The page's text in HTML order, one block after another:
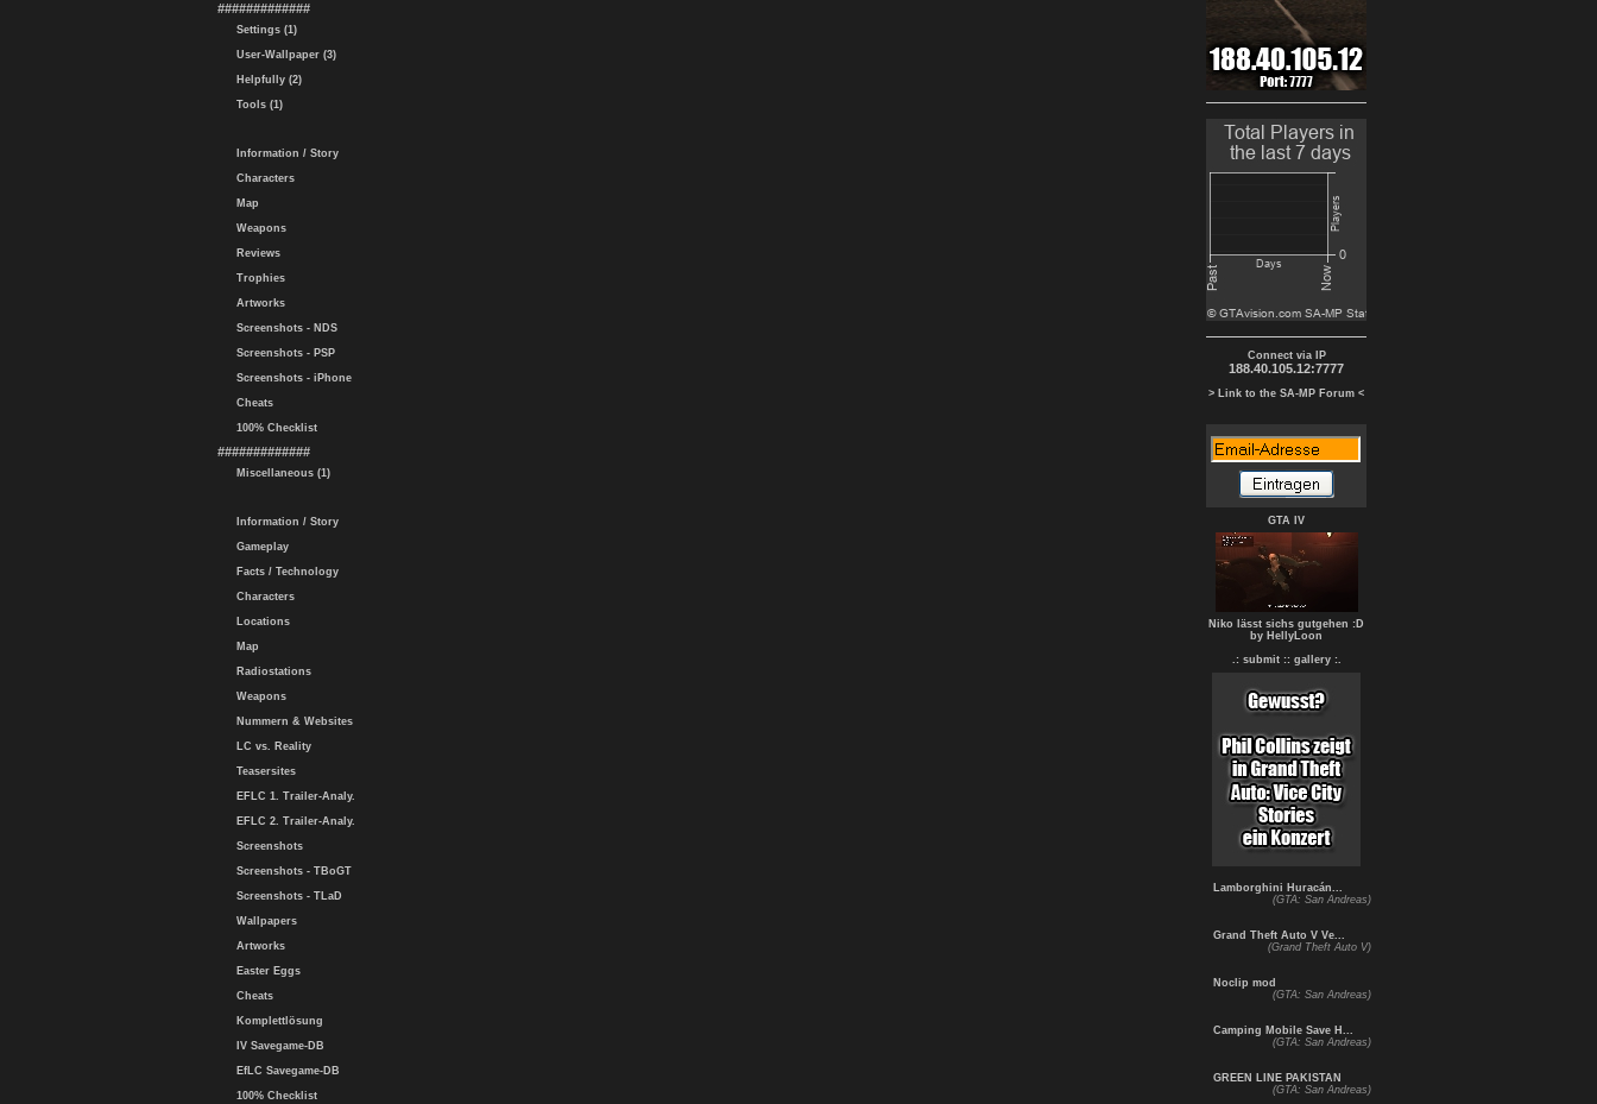
#############
Settings (1)
User-Wallpaper (3)
Helpfully (2)
Tools (1)
Information / Story
Characters
Map
Weapons
Reviews
Trophies
Artworks
Screenshots - NDS
Screenshots - PSP
Screenshots - iPhone
Cheats
100% Checklist
#############
Miscellaneous (1)
Information / Story
Gameplay
Facts / Technology
Characters
Locations
Map
Radiostations
Weapons
Nummern & Websites
LC vs. Reality
Teasersites
EFLC 1. Trailer-Analy.
EFLC 2. Trailer-Analy.
Screenshots
Screenshots - TBoGT
Screenshots - TLaD
Wallpapers
Artworks
Easter Eggs
Cheats
Komplettlösung
IV Savegame-DB
EfLC Savegame-DB
100% Checklist
Connect via IP
188.40.105.12:7777
> Link to the SA-MP Forum <
GTA IV
Niko lässt sichs gutgehen :D
by HellyLoon
.: submit : : gallery :.
Lamborghini Huracán...
(GTA: San Andreas)
Grand Theft Auto V Ve...
(Grand Theft Auto V)
Noclip mod
(GTA: San Andreas)
Camping Mobile Save H...
(GTA: San Andreas)
GREEN LINE PAKISTAN
(GTA: San Andreas)